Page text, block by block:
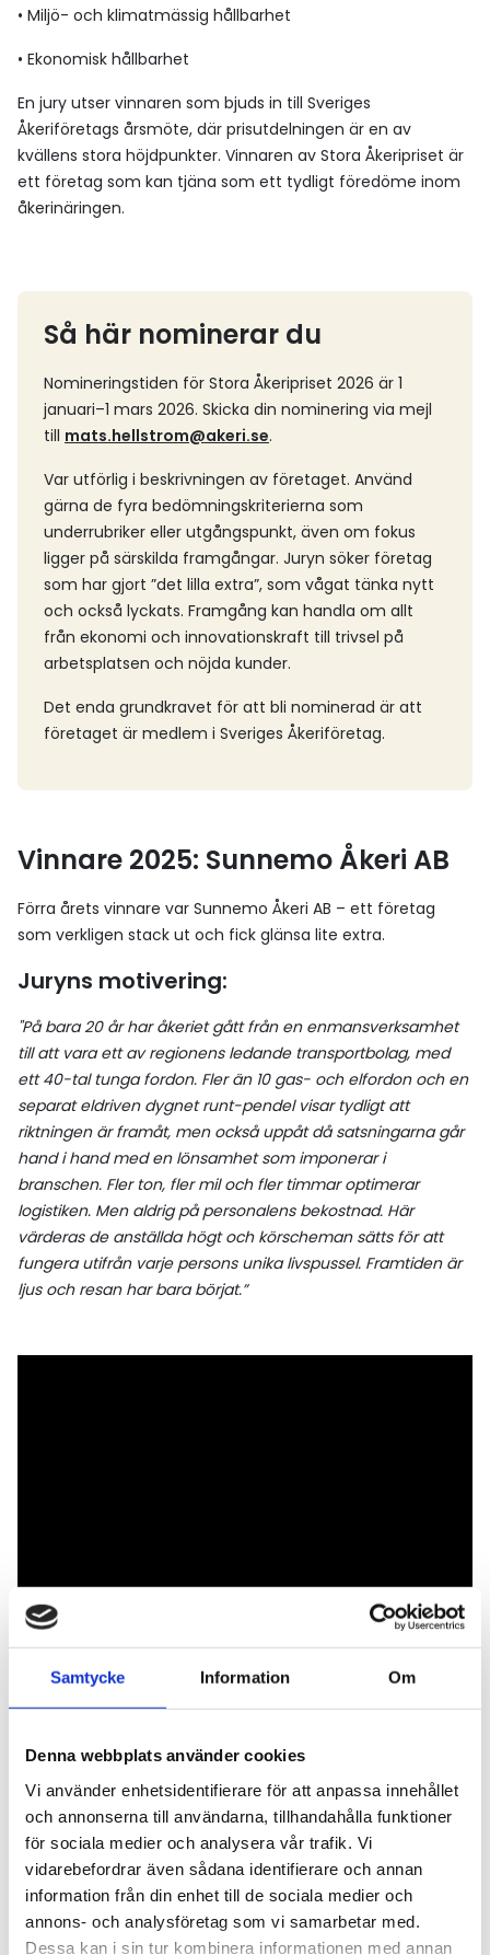
Samtycke Information Om
Denna webbplats använder cookies
Vi använder enhetsidentifierare för att anpassa innehållet
och annonserna till användarna, tillhandahålla funktioner
för sociala medier och analysera vår trafik. Vi
vidarebefordrar även sådana identifierare och annan
information från din enhet till de sociala medier och
annons- och analysföretag som vi samarbetar med.
Dessa kan i sin tur kombinera informationen med annan
• Miljö- och klimatmässig hållbarhet
• Ekonomisk hållbarhet
En jury utser vinnaren som bjuds in till Sveriges
Åkeriföretags årsmöte, där prisutdelningen är en av
kvällens stora höjdpunkter. Vinnaren av Stora Åkeripriset är
ett företag som kan tjäna som ett tydligt föredöme inom
åkerinäringen.
Så här nominerar du
Nomineringstiden för Stora Åkeripriset 2026 är 1
januari–1 mars 2026. Skicka din nominering via mejl
till mats.hellstrom@akeri.se.
Var utförlig i beskrivningen av företaget. Använd
gärna de fyra bedömningskriterierna som
underrubriker eller utgångspunkt, även om fokus
ligger på särskilda framgångar. Juryn söker företag
som har gjort ”det lilla extra”, som vågat tänka nytt
och också lyckats. Framgång kan handla om allt
från ekonomi och innovationskraft till trivsel på
arbetsplatsen och nöjda kunder.
Det enda grundkravet för att bli nominerad är att
företaget är medlem i Sveriges Åkeriföretag.
Vinnare 2025: Sunnemo Åkeri AB
Förra årets vinnare var Sunnemo Åkeri AB – ett företag
som verkligen stack ut och fick glänsa lite extra.
Juryns motivering:
"På bara 20 år har åkeriet gått från en enmansverksamhet
till att vara ett av regionens ledande transportbolag, med
ett 40-tal tunga fordon. Fler än 10 gas- och elfordon och en
separat eldriven dygnet runt-pendel visar tydligt att
riktningen är framåt, men också uppåt då satsningarna går
hand i hand med en lönsamhet som imponerar i
branschen. Fler ton, fler mil och fler timmar optimerar
logistiken. Men aldrig på personalens bekostnad. Här
värderas de anställda högt och körscheman sätts för att
fungera utifrån varje persons unika livspussel. Framtiden är
ljus och resan har bara börjat.”
Kontaktperson
Mats Hellström
Chefredaktör
010-510 54 45
mats.hellstrom@akeri.se